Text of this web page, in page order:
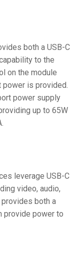
both a USB-C
to the
on the module
is provided.
power supply
up to 65W
leverage USB-C
video, audio,
provides both a
provide power to